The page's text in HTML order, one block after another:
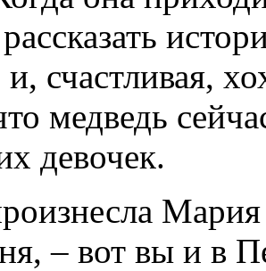
счастливая,
медведь
девочек.
– вот вы и в